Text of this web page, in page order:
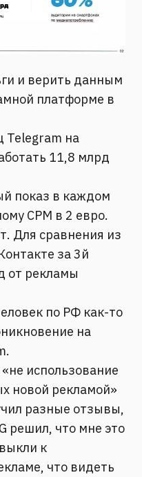
и верить данным
платформе в
Telegram на
11,8 млрд
показ в каждом
СРМ в 2 евро.
Для сравнения из
за 3й
от рекламы
по РФ как-то
на
использование
новой рекламой»
разные отзывы,
решил, что мне это
к
что видеть